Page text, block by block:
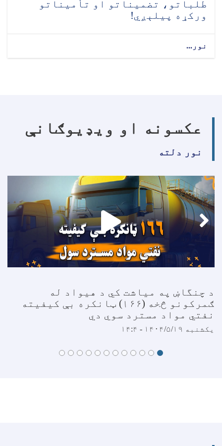
طلباتو، تضمیناتو او تأمیناتو
ورکړه پیلېږي!
نور...
عکسونه او ویډیوګانې
نور دلته
د چنگاښ په میاشت کي د هیواد له
ګمرکونو څخه (۱۶۶) ټانکره بې کیفیته
نفتي مواد مسترد سوي دي
یکشنبه ۱۴۰۴/۵/۱۹ - ۱۴:۴